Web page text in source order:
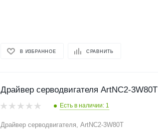
В ИЗБРАННОЕ СРАВНИТЬ
Драйвер серводвигателя ArtNC2-3W80T
Есть в наличии: 1
Драйвер серводвигателя, ArtNC2-3W80T